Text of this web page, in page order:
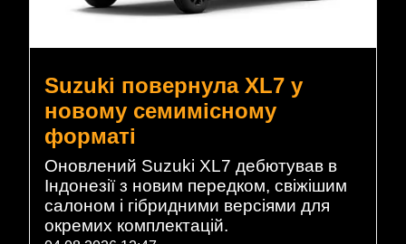
Suzuki повернула XL7 у
новому семимісному
форматі
Оновлений Suzuki XL7 дебютував в
Індонезії з новим передком, свіжішим
салоном і гібридними версіями для
окремих комплектацій.